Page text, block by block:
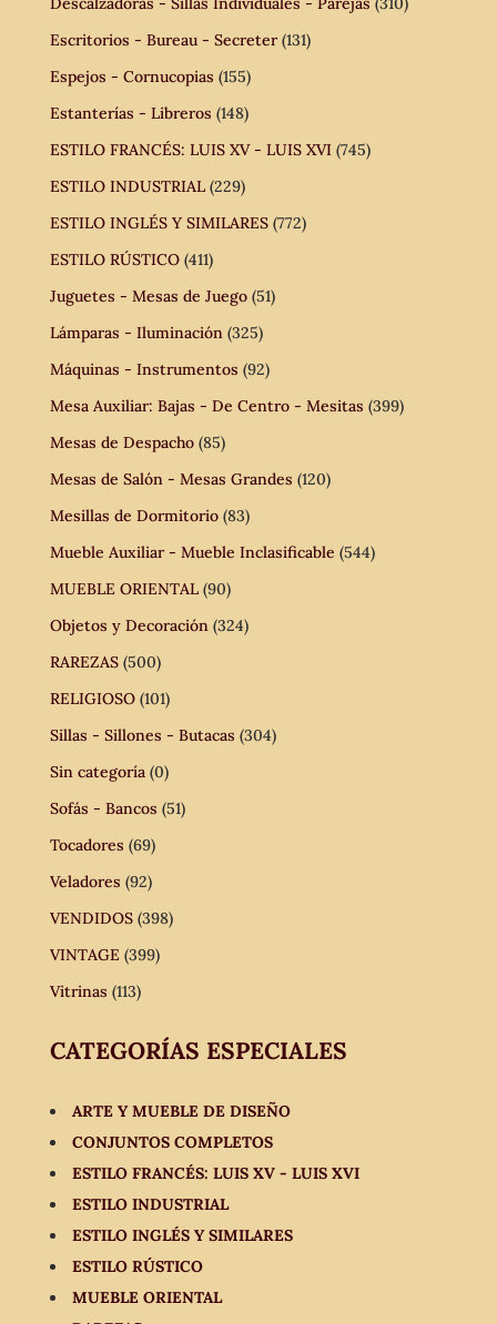
Escritorios - Bureau - Secreter (131)
Espejos - Cornucopias (155)
Estanterías - Libreros (148)
ESTILO FRANCÉS: LUIS XV - LUIS XVI (745)
ESTILO INDUSTRIAL (229)
ESTILO INGLÉS Y SIMILARES (772)
ESTILO RÚSTICO (411)
Juguetes - Mesas de Juego (51)
Lámparas - Iluminación (325)
Máquinas - Instrumentos (92)
Mesa Auxiliar: Bajas - De Centro - Mesitas (399)
Mesas de Despacho (85)
Mesas de Salón - Mesas Grandes (120)
Mesillas de Dormitorio (83)
Mueble Auxiliar - Mueble Inclasificable (544)
MUEBLE ORIENTAL (90)
Objetos y Decoración (324)
RAREZAS (500)
RELIGIOSO (101)
Sillas - Sillones - Butacas (304)
Sin categoría (0)
Sofás - Bancos (51)
Tocadores (69)
Veladores (92)
VENDIDOS (398)
VINTAGE (399)
Vitrinas (113)
CATEGORÍAS ESPECIALES
ARTE Y MUEBLE DE DISEÑO
CONJUNTOS COMPLETOS
ESTILO FRANCÉS: LUIS XV - LUIS XVI
ESTILO INDUSTRIAL
ESTILO INGLÉS Y SIMILARES
ESTILO RÚSTICO
MUEBLE ORIENTAL